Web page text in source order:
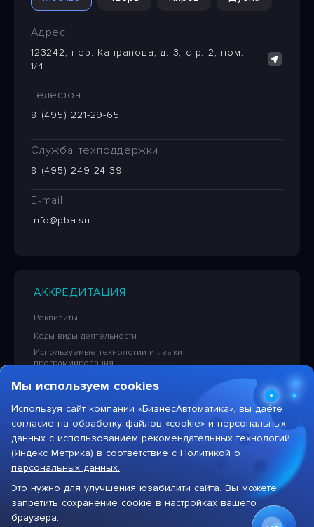
Адрес
123242, пер. Капранова, д. 3, стр. 2, пом.
1/4
Телефон
8 (495) 221-29-65
Служба техподдержки
8 (495) 249-24-39
E-mail
info@pba.su
АККРЕДИТАЦИЯ
Реквизиты
Коды виды деятельности
Используемые технологии и языки
программирования
Сведения об исключительных правах на ПО
«БизнесАвтоматика»
Тарифы на услуги компании
Цифровая система для автоматизации бизнеса
Max
Мы используем cookies
Используя сайт компании «БизнесАвтоматика», вы даёте
согласие на обработку файлов «cookie» и персональных
данных с использованием рекомендательных технологий
(Яндекс Метрика) в соответствие с Политикой о
персональных данных.
Это нужно для улучшения юзабилити сайта. Вы можете
запретить сохранение cookie в настройках вашего
браузера.